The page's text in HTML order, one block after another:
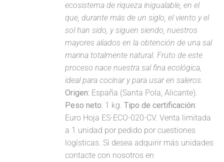
ecosistema de riqueza inigualable, en el
que, durante más de un siglo, el viento y el
sol han sido, y siguen siendo, nuestros
mayores aliados en la obtención de una sal
marina totalmente natural. Fruto de este
proceso nace nuestra sal fina ecológica,
ideal para cocinar y para usar en saleros.
Origen: España (Santa Pola, Alicante).
Peso neto: 1 kg.Tipo de certificación:
Euro Hoja ES-ECO-020-CV. Venta limitada
a 1 unidad por pedido por cuestiones
logísticas. Si desea adquirir más unidades
contacte con nosotros en